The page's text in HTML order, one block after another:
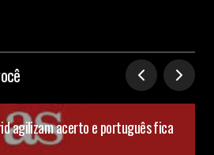
agilizam acerto e português fica